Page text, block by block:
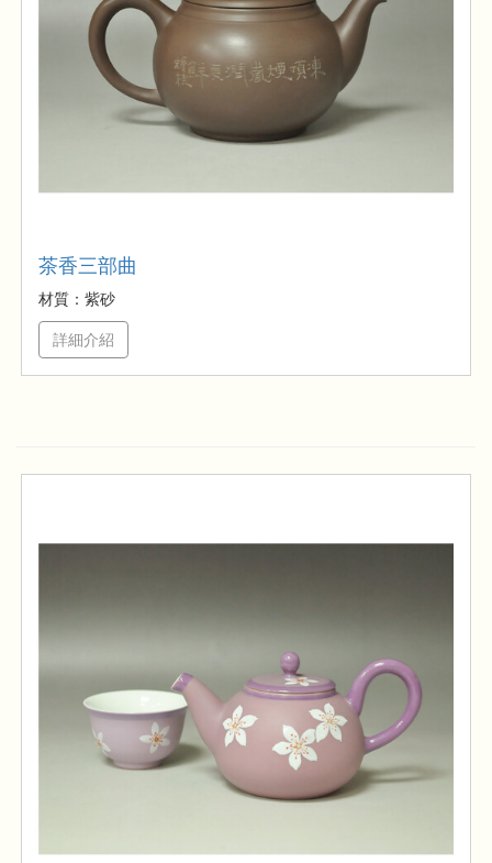
茶香三部曲
材質：紫砂
詳細介紹